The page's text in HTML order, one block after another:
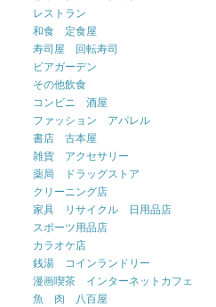
レストラン
和食 定食屋
寿司屋 回転寿司
ビアガーデン
その他飲食
コンビニ 酒屋
ファッション アパレル
書店 古本屋
雑貨 アクセサリー
薬局 ドラッグストア
クリーニング店
家具 リサイクル 日用品店
スポーツ用品店
カラオケ店
銭湯 コインランドリー
漫画喫茶 インターネットカフェ
魚 肉 八百屋